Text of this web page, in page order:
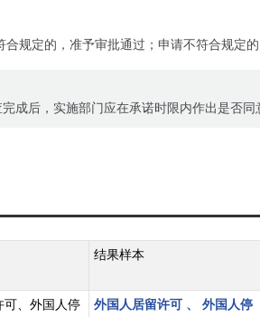
合规定的，准予审批通过；申请不符合规定
成后，实施部门应在承诺时限内作出是否
结果样本
可、外国人停
外国人居留许可 、
外国人停